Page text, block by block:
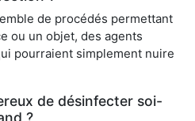
de procédés permettant
ou un objet, des agents
pourraient simplement nuire
de désinfecter soi-
?